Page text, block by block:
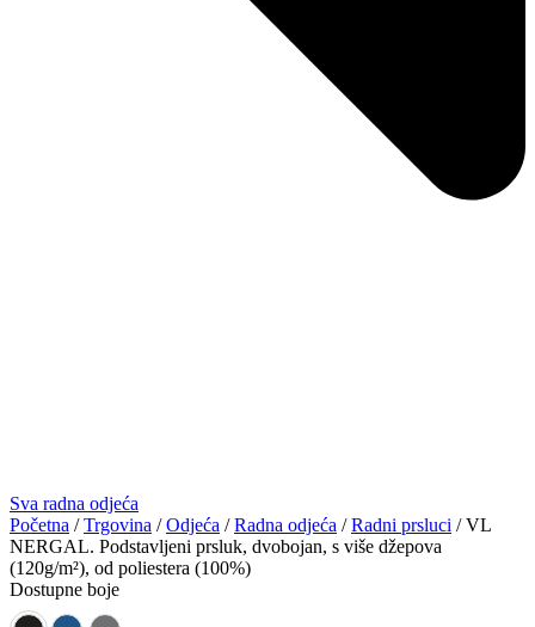
Sva radna odjeća
Početna /Trgovina /Odjeća /Radna odjeća /Radni prsluci / VL
NERGAL. Podstavljeni prsluk, dvobojan, s više džepova
(120g/m²), od poliestera (100%)
Dostupne boje